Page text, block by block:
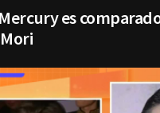
es